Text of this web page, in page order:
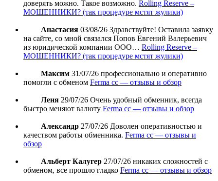
доверять можно. Такое возможно. Rolling Reserve –
МОШЕННИКИ? (так процедуре мстят жулики)
Анастасия 03/08/26 Здравствуйте! Оставила заявку
на сайте, со мной связался Попов Евгений Валерьевич
из юридической компании ООО… Rolling Reserve –
МОШЕННИКИ? (так процедуре мстят жулики)
Максим 31/07/26 профессионально и оперативно
помогли с обменом Ferma cc — отзывы и обзор
Леня 29/07/26 Очень удобный обменник, всегда
быстро меняют валюту Ferma cc — отзывы и обзор
Александр 27/07/26 Доволен оперативностью и
качеством работы обменника. Ferma cc — отзывы и
обзор
Альберт Калугер 27/07/26 никаких сложностей с
обменом, все прошло гладко Ferma cc — отзывы и обзор